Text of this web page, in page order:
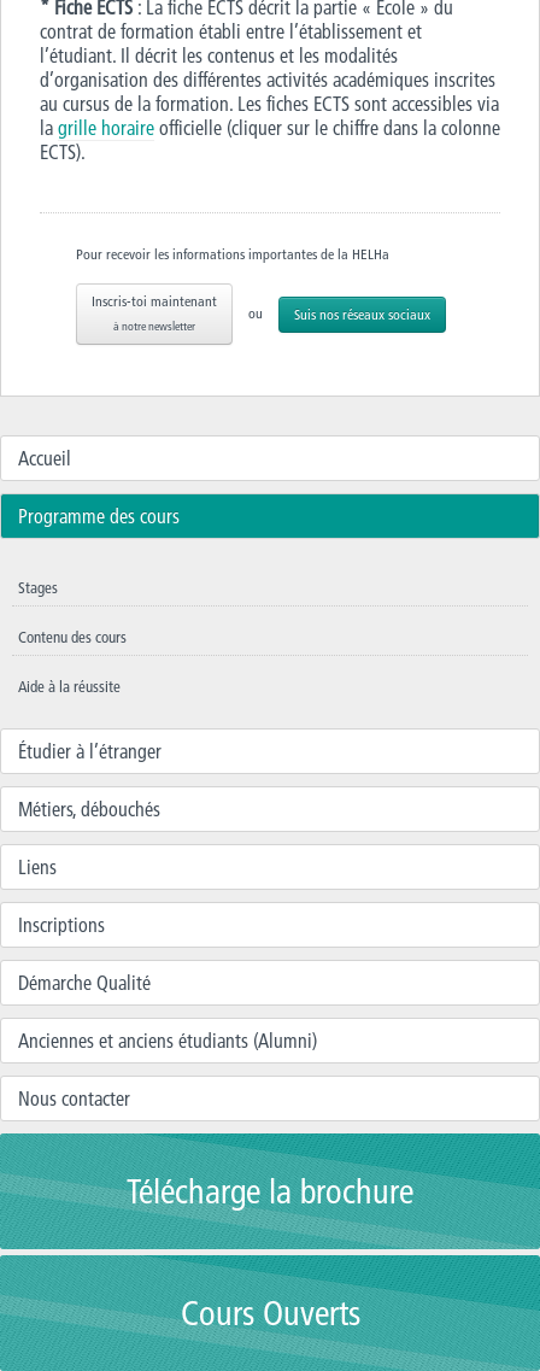
* Fiche ECTS : La fiche ECTS décrit la partie « École » du
contrat de formation établi entre l’établissement et
l’étudiant. Il décrit les contenus et les modalités
d’organisation des différentes activités académiques inscrites
au cursus de la formation. Les fiches ECTS sont accessibles via
la grille horaire officielle (cliquer sur le chiffre dans la colonne
ECTS).
Pour recevoir les informations importantes de la HELHa
Inscris-toi maintenant
à notre newsletter
ou Suis nos réseaux sociaux
Accueil
Programme des cours
Stages
Contenu des cours
Aide à la réussite
Étudier à l’étranger
Métiers, débouchés
Liens
Inscriptions
Démarche Qualité
Anciennes et anciens étudiants (Alumni)
Nous contacter
Télécharge la brochure
Cours Ouverts